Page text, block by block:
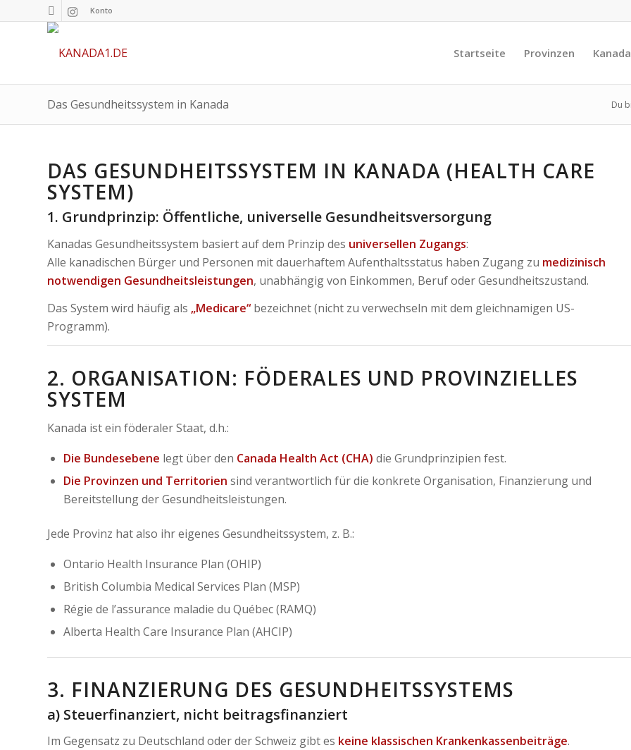
Konto
Startseite Provinzen Kanada
Das Gesundheitssystem in Kanada Du
DAS GESUNDHEITSSYSTEM IN KANADA (HEALTH CARE
SYSTEM)
1. Grundprinzip: Öffentliche, universelle Gesundheitsversorgung
Kanadas Gesundheitssystem basiert auf dem Prinzip des universellen Zugangs:
Alle kanadischen Bürger und Personen mit dauerhaftem Aufenthaltsstatus haben Zugang zu medizinisch
notwendigen Gesundheitsleistungen, unabhängig von Einkommen, Beruf oder Gesundheitszustand.
Das System wird häufig als „Medicare“ bezeichnet (nicht zu verwechseln mit dem gleichnamigen US-
Programm).
2. ORGANISATION: FÖDERALES UND PROVINZIELLES
SYSTEM
Kanada ist ein föderaler Staat, d.h.:
Die Bundesebene legt über den Canada Health Act (CHA) die Grundprinzipien fest.
Die Provinzen und Territorien sind verantwortlich für die konkrete Organisation, Finanzierung und
Bereitstellung der Gesundheitsleistungen.
Jede Provinz hat also ihr eigenes Gesundheitssystem, z. B.:
Ontario Health Insurance Plan (OHIP)
British Columbia Medical Services Plan (MSP)
Régie de l’assurance maladie du Québec (RAMQ)
Alberta Health Care Insurance Plan (AHCIP)
3. FINANZIERUNG DES GESUNDHEITSSYSTEMS
a) Steuerfinanziert, nicht beitragsfinanziert
Im Gegensatz zu Deutschland oder der Schweiz gibt es keine klassischen Krankenkassenbeiträge.